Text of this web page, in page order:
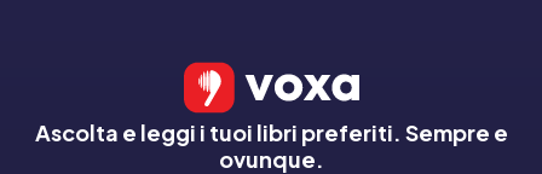
Ascolta e leggi i tuoi libri preferiti. Sempre e
ovunque.